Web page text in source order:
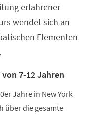
erfahrener
wendet sich an
Elementen
7-12 Jahren
Jahre in New York
über die gesamte